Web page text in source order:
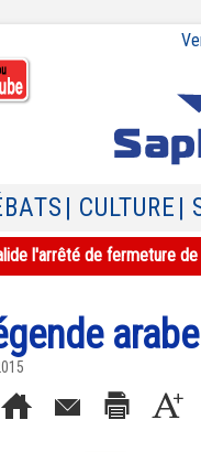
| CULTURE
l'arrêté de fermeture